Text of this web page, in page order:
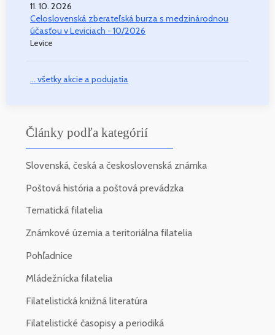
11. 10. 2026
Celoslovenská zberateľská burza s medzinárodnou
účasťou v Leviciach - 10/2026
Levice
... všetky akcie a podujatia
Články podľa kategórií
Slovenská, česká a československá známka
Poštová história a poštová prevádzka
Tematická filatelia
Známkové územia a teritoriálna filatelia
Pohľadnice
Mládežnícka filatelia
Filatelistická knižná literatúra
Filatelistické časopisy a periodiká